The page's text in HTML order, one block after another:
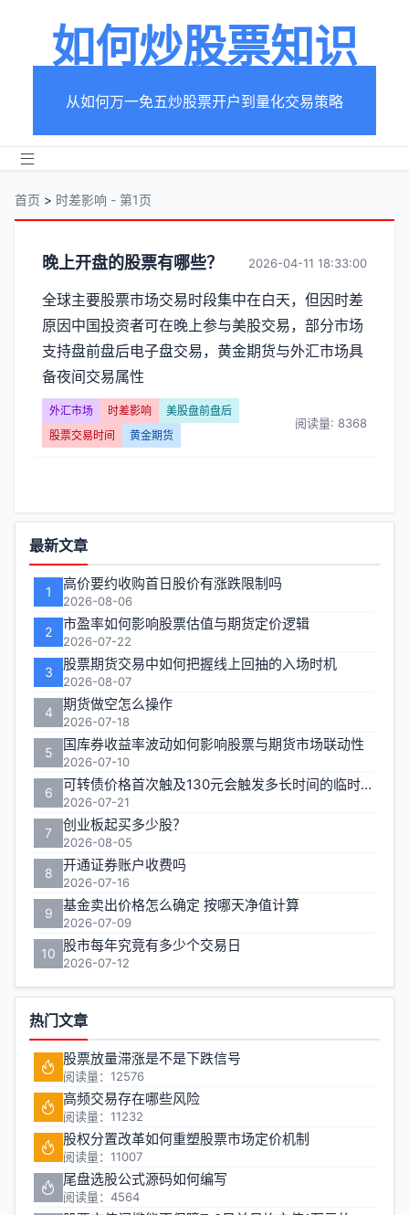
如何炒股票知识
从如何万一免五炒股票开户到量化交易策略
首页 > 时差影响 - 第1页
分
类
【时
差
影
响】
章
列
表
-
第
页
晚上开盘的股票有哪些？ 2026-04-11 18:33:00
全球主要股票市场交易时段集中在白天，但因时差
原因中国投资者可在晚上参与美股交易，部分市场
支持盘前盘后电子盘交易，黄金期货与外汇市场具
备夜间交易属性
外汇市场 时差影响
美股盘前盘后
股票交易时间
黄金期货
阅读量: 8368
功
能
区
最新文章
1 高价要约收购首日股价有涨跌限制吗
2026-08-06
2 市盈率如何影响股票估值与期货定价逻辑
2026-07-22
3 股票期货交易中如何把握线上回抽的入场时机
2026-08-07
4 期货做空怎么操作
2026-07-18
5 国库券收益率波动如何影响股票与期货市场联动性
2026-07-10
6 可转债价格首次触及130元会触发多长时间的临时停牌
2026-07-21
7 创业板起买多少股？
2026-08-05
8 开通证券账户收费吗
2026-07-16
9 基金卖出价格怎么确定 按哪天净值计算
2026-07-09
10 股市每年究竟有多少个交易日
2026-07-12
热门文章
股票放量滞涨是不是下跌信号
阅读量：12576
高频交易存在哪些风险
阅读量：11232
股权分置改革如何重塑股票市场定价机制
阅读量：11007
尾盘选股公式源码如何编写
阅读量：4564